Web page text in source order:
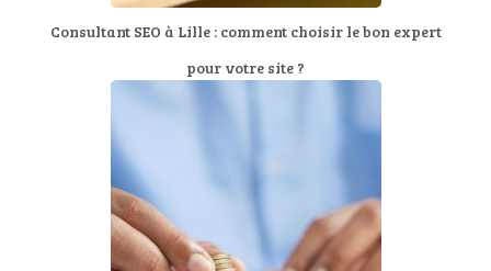
Consultant SEO à Lille : comment choisir le bon expert
pour votre site ?